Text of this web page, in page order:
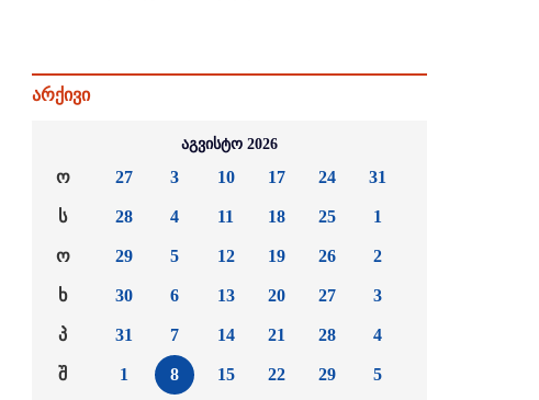
არქივი
აგვისტო 2026
ო
ს
ო
ხ
პ
შ
27
28
29
30
31
1
3
4
5
6
7
8
10
11
12
13
14
15
17
18
19
20
21
22
24
25
26
27
28
29
31
1
2
3
4
5